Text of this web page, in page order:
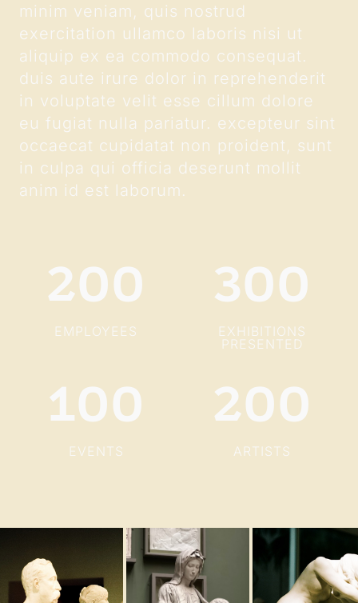
ABOUT ME
EVENTS
minim veniam, quis nostrud
exercitation ullamco laboris nisi ut
aliquip ex ea commodo consequat.
duis aute irure dolor in reprehenderit
in voluptate velit esse cillum dolore
eu fugiat nulla pariatur. excepteur sint
occaecat cupidatat non proident, sunt
in culpa qui officia deserunt mollit
anim id est laborum.
200
EMPLOYEES
300
EXHIBITIONS
PRESENTED
100
EVENTS
200
ARTISTS